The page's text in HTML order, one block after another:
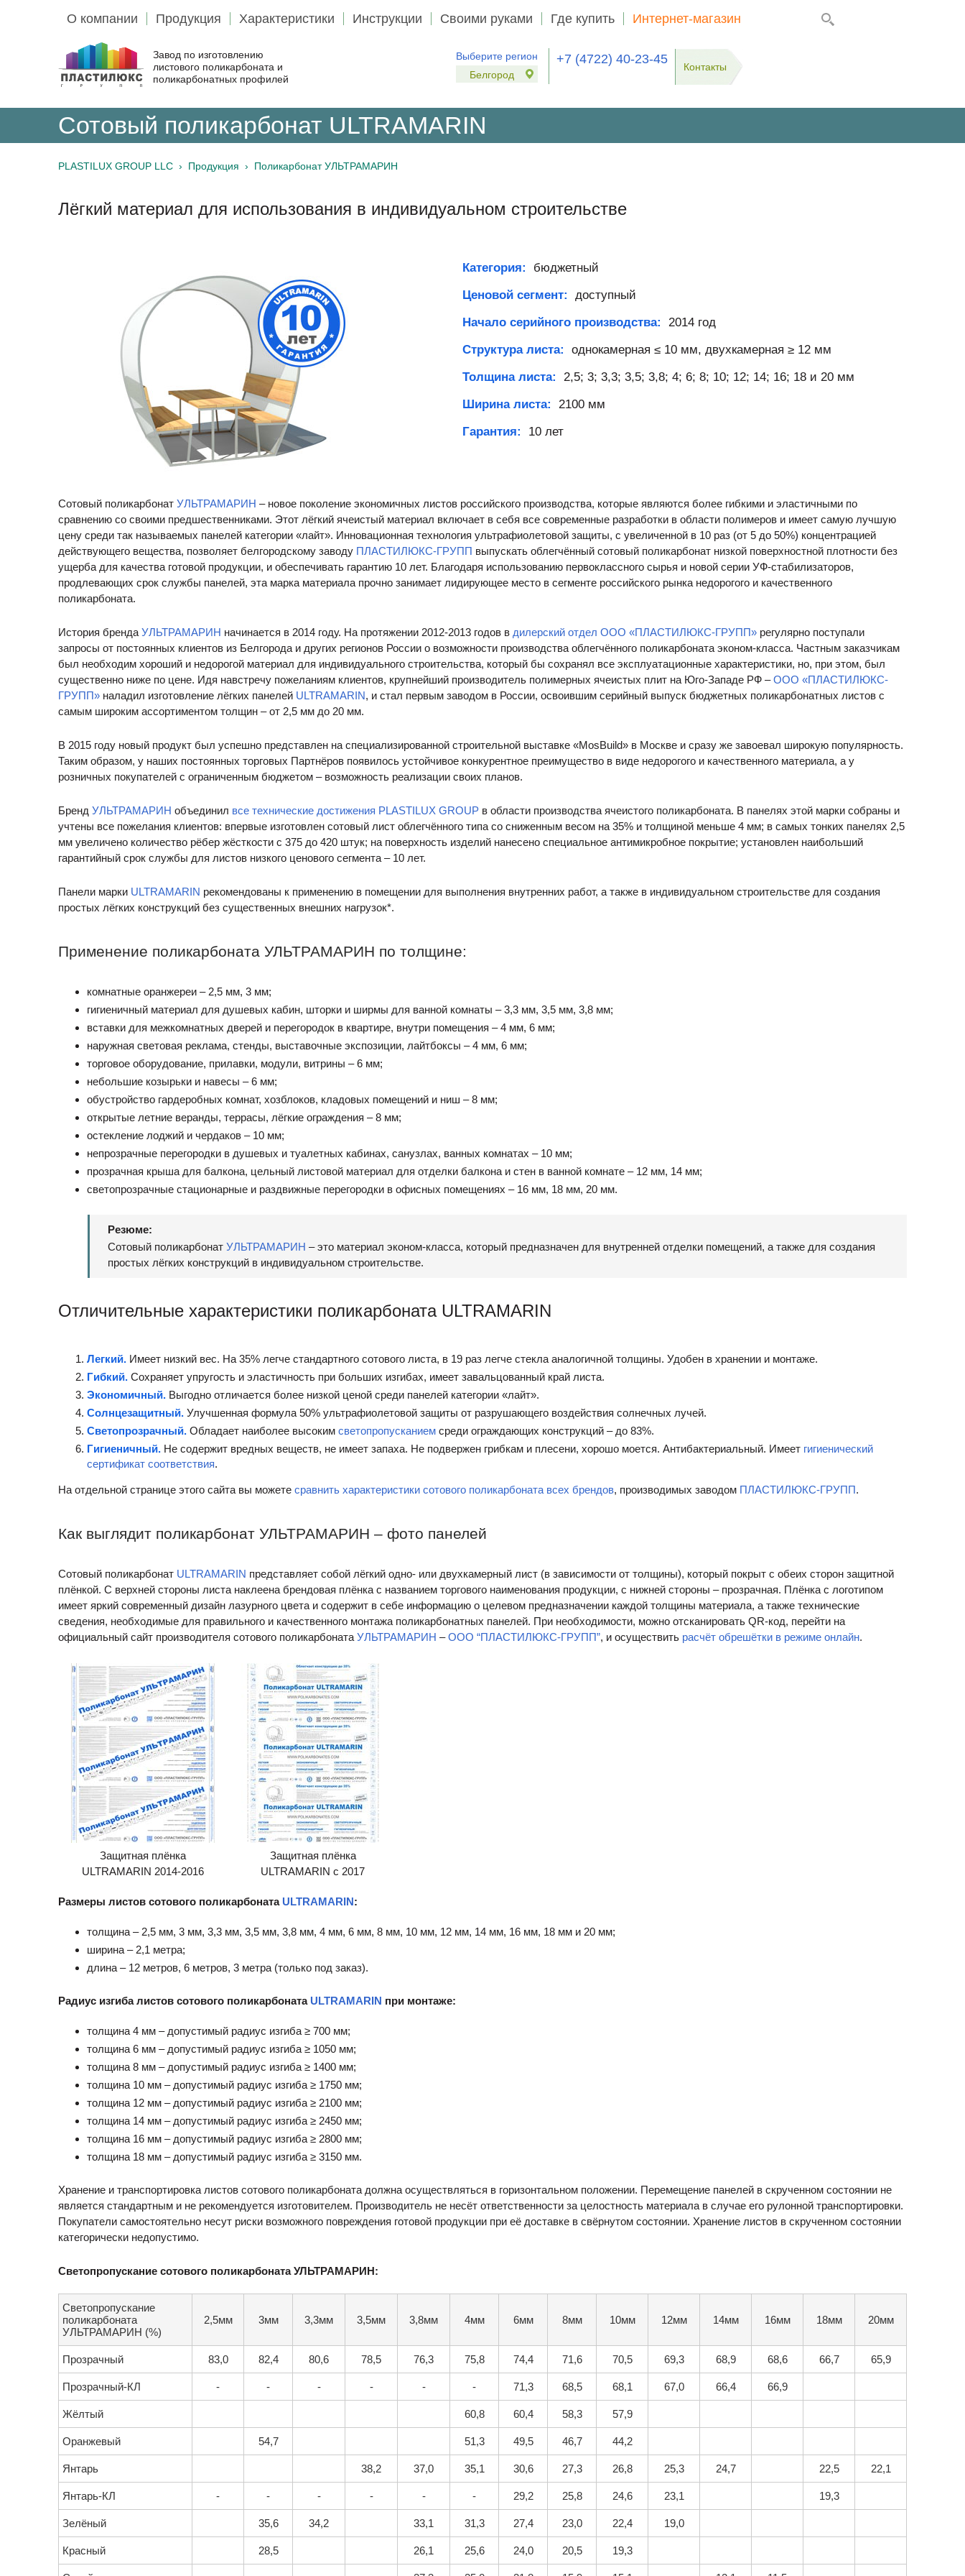
О компании Продукция Характеристики Инструкции Своими руками Где купить Интернет-магазин
Завод по изготовлению
листового поликарбоната и
поликарбонатных профилей
Выберите регион
Белгород
+7 (4722) 40-23-45
Контакты
Сотовый поликарбонат ULTRAMARIN
PLASTILUX GROUP LLC › Продукция › Поликарбонат УЛЬТРАМАРИН
Лёгкий материал для использования в индивидуальном строительстве
Категория:
бюджетный
Ценовой сегмент:
доступный
Начало серийного производства:
2014 год
Структура листа:
однокамерная ≤ 10 мм, двухкамерная ≥ 12 мм
Толщина листа:
2,5; 3; 3,3; 3,5; 3,8; 4; 6; 8; 10; 12; 14; 16; 18 и 20 мм
Ширина листа:
2100 мм
Гарантия:
10 лет
Сотовый поликарбонат УЛЬТРАМАРИН – новое поколение экономичных листов российского производства, которые являются более гибкими и эластичными по
сравнению со своими предшественниками. Этот лёгкий ячеистый материал включает в себя все современные разработки в области полимеров и имеет самую лучшую
цену среди так называемых панелей категории «лайт». Инновационная технология ультрафиолетовой защиты, с увеличенной в 10 раз (от 5 до 50%) концентрацией
действующего вещества, позволяет белгородскому заводу ПЛАСТИЛЮКС-ГРУПП выпускать облегчённый сотовый поликарбонат низкой поверхностной плотности без
ущерба для качества готовой продукции, и обеспечивать гарантию 10 лет. Благодаря использованию первоклассного сырья и новой серии УФ-стабилизаторов,
продлевающих срок службы панелей, эта марка материала прочно занимает лидирующее место в сегменте российского рынка недорогого и качественного
поликарбоната.
История бренда УЛЬТРАМАРИН начинается в 2014 году. На протяжении 2012-2013 годов в дилерский отдел ООО «ПЛАСТИЛЮКС-ГРУПП» регулярно поступали
запросы от постоянных клиентов из Белгорода и других регионов России о возможности производства облегчённого поликарбоната эконом-класса. Частным заказчикам
был необходим хороший и недорогой материал для индивидуального строительства, который бы сохранял все эксплуатационные характеристики, но, при этом, был
существенно ниже по цене. Идя навстречу пожеланиям клиентов, крупнейший производитель полимерных ячеистых плит на Юго-Западе РФ –ООО «ПЛАСТИЛЮКС-
ГРУПП» наладил изготовление лёгких панелей ULTRAMARIN, и стал первым заводом в России, освоившим серийный выпуск бюджетных поликарбонатных листов с
самым широким ассортиментом толщин – от 2,5 мм до 20 мм.
В 2015 году новый продукт был успешно представлен на специализированной строительной выставке «MosBuild» в Москве и сразу же завоевал широкую популярность.
Таким образом, у наших постоянных торговых Партнёров появилось устойчивое конкурентное преимущество в виде недорогого и качественного материала, а у
розничных покупателей с ограниченным бюджетом – возможность реализации своих планов.
Бренд УЛЬТРАМАРИН объединил все технические достижения PLASTILUX GROUP в области производства ячеистого поликарбоната. В панелях этой марки собраны и
учтены все пожелания клиентов: впервые изготовлен сотовый лист облегчённого типа со сниженным весом на 35% и толщиной меньше 4 мм; в самых тонких панелях 2,5
мм увеличено количество рёбер жёсткости с 375 до 420 штук; на поверхность изделий нанесено специальное антимикробное покрытие; установлен наибольший
гарантийный срок службы для листов низкого ценового сегмента – 10 лет.
Панели марки ULTRAMARIN рекомендованы к применению в помещении для выполнения внутренних работ, а также в индивидуальном строительстве для создания
простых лёгких конструкций без существенных внешних нагрузок*.
Применение поликарбоната УЛЬТРАМАРИН по толщине:
комнатные оранжереи – 2,5 мм, 3 мм;
гигиеничный материал для душевых кабин, шторки и ширмы для ванной комнаты – 3,3 мм, 3,5 мм, 3,8 мм;
вставки для межкомнатных дверей и перегородок в квартире, внутри помещения – 4 мм, 6 мм;
наружная световая реклама, стенды, выставочные экспозиции, лайтбоксы – 4 мм, 6 мм;
торговое оборудование, прилавки, модули, витрины – 6 мм;
небольшие козырьки и навесы – 6 мм;
обустройство гардеробных комнат, хозблоков, кладовых помещений и ниш – 8 мм;
открытые летние веранды, террасы, лёгкие ограждения – 8 мм;
остекление лоджий и чердаков – 10 мм;
непрозрачные перегородки в душевых и туалетных кабинах, санузлах, ванных комнатах – 10 мм;
прозрачная крыша для балкона, цельный листовой материал для отделки балкона и стен в ванной комнате – 12 мм, 14 мм;
светопрозрачные стационарные и раздвижные перегородки в офисных помещениях – 16 мм, 18 мм, 20 мм.
Резюме:
Сотовый поликарбонат УЛЬТРАМАРИН – это материал эконом-класса, который предназначен для внутренней отделки помещений, а также для создания
простых лёгких конструкций в индивидуальном строительстве.
Отличительные характеристики поликарбоната ULTRAMARIN
Легкий. Имеет низкий вес. На 35% легче стандартного сотового листа, в 19 раз легче стекла аналогичной толщины. Удобен в хранении и монтаже.
Гибкий. Сохраняет упругость и эластичность при больших изгибах, имеет завальцованный край листа.
Экономичный. Выгодно отличается более низкой ценой среди панелей категории «лайт».
Солнцезащитный. Улучшенная формула 50% ультрафиолетовой защиты от разрушающего воздействия солнечных лучей.
Светопрозрачный. Обладает наиболее высоким светопропусканием среди ограждающих конструкций – до 83%.
Гигиеничный. Не содержит вредных веществ, не имеет запаха. Не подвержен грибкам и плесени, хорошо моется. Антибактериальный. Имеет гигиенический
сертификат соответствия.
На отдельной странице этого сайта вы можете сравнить характеристики сотового поликарбоната всех брендов, производимых заводом ПЛАСТИЛЮКС-ГРУПП.
Как выглядит поликарбонат УЛЬТРАМАРИН – фото панелей
Сотовый поликарбонат ULTRAMARIN представляет собой лёгкий одно- или двухкамерный лист (в зависимости от толщины), который покрыт с обеих сторон защитной
плёнкой. С верхней стороны листа наклеена брендовая плёнка с названием торгового наименования продукции, с нижней стороны – прозрачная. Плёнка с логотипом
имеет яркий современный дизайн лазурного цвета и содержит в себе информацию о целевом предназначении каждой толщины материала, а также технические
сведения, необходимые для правильного и качественного монтажа поликарбонатных панелей. При необходимости, можно отсканировать QR-код, перейти на
официальный сайт производителя сотового поликарбоната УЛЬТРАМАРИН –ООО “ПЛАСТИЛЮКС-ГРУПП”, и осуществить расчёт обрешётки в режиме онлайн.
Защитная плёнка
ULTRAMARIN 2014-2016
Защитная плёнка
ULTRAMARIN с 2017
Размеры листов сотового поликарбоната ULTRAMARIN:
толщина – 2,5 мм, 3 мм, 3,3 мм, 3,5 мм, 3,8 мм, 4 мм, 6 мм, 8 мм, 10 мм, 12 мм, 14 мм, 16 мм, 18 мм и 20 мм;
ширина – 2,1 метра;
длина – 12 метров, 6 метров, 3 метра (только под заказ).
Радиус изгиба листов сотового поликарбоната ULTRAMARIN при монтаже:
толщина 4 мм – допустимый радиус изгиба ≥ 700 мм;
толщина 6 мм – допустимый радиус изгиба ≥ 1050 мм;
толщина 8 мм – допустимый радиус изгиба ≥ 1400 мм;
толщина 10 мм – допустимый радиус изгиба ≥ 1750 мм;
толщина 12 мм – допустимый радиус изгиба ≥ 2100 мм;
толщина 14 мм – допустимый радиус изгиба ≥ 2450 мм;
толщина 16 мм – допустимый радиус изгиба ≥ 2800 мм;
толщина 18 мм – допустимый радиус изгиба ≥ 3150 мм.
Хранение и транспортировка листов сотового поликарбоната должна осуществляться в горизонтальном положении. Перемещение панелей в скрученном состоянии не
является стандартным и не рекомендуется изготовителем. Производитель не несёт ответственности за целостность материала в случае его рулонной транспортировки.
Покупатели самостоятельно несут риски возможного повреждения готовой продукции при её доставке в свёрнутом состоянии. Хранение листов в скрученном состоянии
категорически недопустимо.
Светопропускание сотового поликарбоната УЛЬТРАМАРИН:
Светопропускание
поликарбоната
УЛЬТРАМАРИН (%)
2,5мм 3мм 3,3мм 3,5мм 3,8мм 4мм 6мм 8мм 10мм 12мм 14мм 16мм 18мм 20мм
Прозрачный 83,0 82,4 80,6 78,5 76,3 75,8 74,4 71,6 70,5 69,3 68,9 68,6 66,7 65,9
Прозрачный-КЛ - - - - - - 71,3 68,5 68,1 67,0 66,4 66,9
Жёлтый 60,8 60,4 58,3 57,9
Оранжевый 54,7 51,3 49,5 46,7 44,2
Янтарь 38,2 37,0 35,1 30,6 27,3 26,8 25,3 24,7 22,5 22,1
Янтарь-КЛ - - - - - - 29,2 25,8 24,6 23,1 19,3
Зелёный 35,6 34,2 33,1 31,3 27,4 23,0 22,4 19,0
Красный 28,5 26,1 25,6 24,0 20,5 19,3